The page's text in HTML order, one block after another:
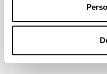
web y adjuntar los